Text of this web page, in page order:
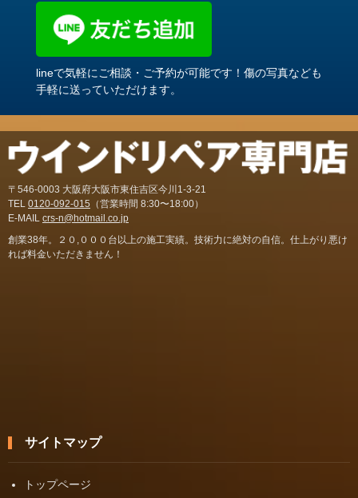
lineで気軽にご相談・ご予約が可能です！傷の写真なども
手軽に送っていただけます。
〒546-0003 大阪府大阪市東住吉区今川1-3-21
TEL 0120-092-015 （営業時間 8:30〜18:00）
E-MAIL crs-n@hotmail.co.jp
創業38年。２０,０００台以上の施工実績。技術力に絶対の自信。仕上がり悪け
れば料金いただきません！
サイトマップ
トップページ